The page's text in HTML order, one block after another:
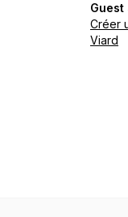
Guest
Créer
Viard